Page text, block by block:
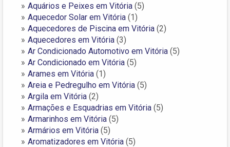
Aquários e Peixes em Vitória (5)
Aquecedor Solar em Vitória (1)
Aquecedores de Piscina em Vitória (2)
Aquecedores em Vitória (3)
Ar Condicionado Automotivo em Vitória (5)
Ar Condicionado em Vitória (5)
Arames em Vitória (1)
Areia e Pedregulho em Vitória (5)
Argila em Vitória (2)
Armações e Esquadrias em Vitória (5)
Armarinhos em Vitória (5)
Armários em Vitória (5)
Aromatizadores em Vitória (5)